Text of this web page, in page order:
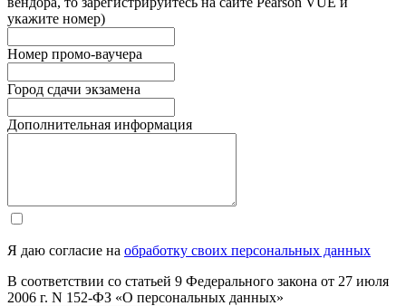
укажите номер)
Номер промо-ваучера
Город сдачи экзамена
Дополнительная информация
Я даю согласие на обработку своих персональных данных
В соответствии со статьей 9 Федерального закона от 27 июля
2006 г. N 152-ФЗ «О персональных данных»